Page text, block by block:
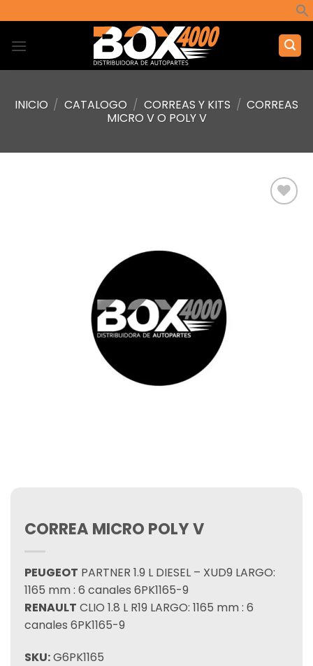
al
contenido
INICIO / CATALOGO / CORREAS Y KITS / CORREAS
MICRO V O POLY V
CORREA MICRO POLY V
PEUGEOT PARTNER 1.9 L DIESEL – XUD9 LARGO:
1165 mm : 6 canales 6PK1165-9
RENAULT CLIO 1.8 L R19 LARGO: 1165 mm : 6
canales 6PK1165-9
SKU:G6PK1165